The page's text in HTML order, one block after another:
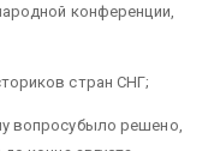
конференции,
стран СНГ;
вопросубыло решено,